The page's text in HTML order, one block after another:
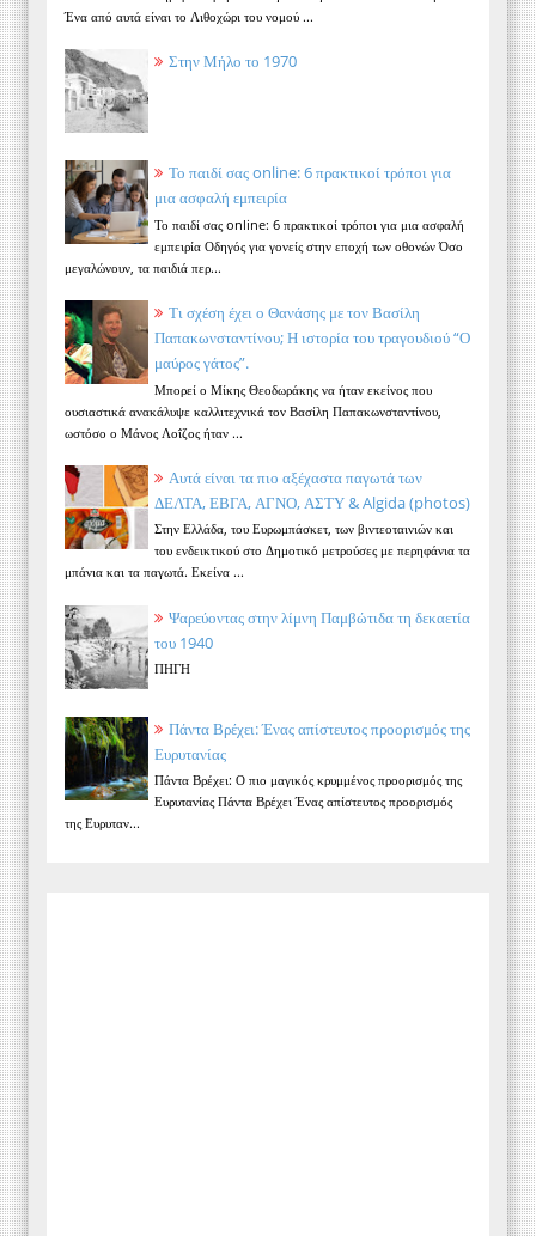
Ένα από αυτά είναι το Λιθοχώρι του νομού ...
Στην Μήλο το 1970
Το παιδί σας online: 6 πρακτικοί τρόποι για
μια ασφαλή εμπειρία
Το παιδί σας online: 6 πρακτικοί τρόποι για μια ασφαλή
εμπειρία Οδηγός για γονείς στην εποχή των οθονών Όσο
μεγαλώνουν, τα παιδιά περ...
Τι σχέση έχει ο Θανάσης με τον Βασίλη
Παπακωνσταντίνου; Η ιστορία του τραγουδιού “Ο
μαύρος γάτος”.
Μπορεί ο Μίκης Θεοδωράκης να ήταν εκείνος που
ουσιαστικά ανακάλυψε καλλιτεχνικά τον Βασίλη Παπακωνσταντίνου,
ωστόσο ο Μάνος Λοΐζος ήταν ...
Αυτά είναι τα πιο αξέχαστα παγωτά των
ΔΕΛΤΑ, ΕΒΓΑ, ΑΓΝΟ, ΑΣΤΥ & Algida (photos)
Στην Ελλάδα, του Ευρωμπάσκετ, των βιντεοταινιών και
του ενδεικτικού στο Δημοτικό μετρούσες με περηφάνια τα
μπάνια και τα παγωτά. Εκείνα ...
Ψαρεύοντας στην λίμνη Παμβώτιδα τη δεκαετία
του 1940
ΠΗΓΗ
Πάντα Βρέχει: Ένας απίστευτος προορισμός της
Ευρυτανίας
Πάντα Βρέχει: Ο πιο μαγικός κρυμμένος προορισμός της
Ευρυτανίας Πάντα Βρέχει Ένας απίστευτος προορισμός
της Ευρυταν...